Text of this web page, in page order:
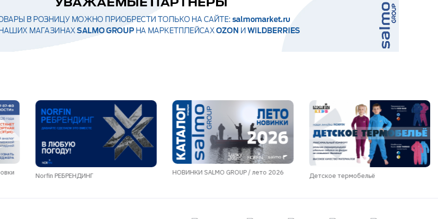
Norfin РЕБРЕНДИНГ НОВИНКИ SALMO GROUP / лето 2026 Детское термобельё